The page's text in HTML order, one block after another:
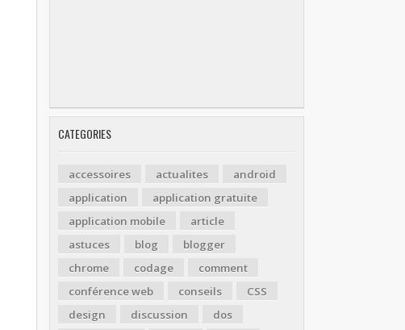
CATEGORIES
accessoires actualites
android
application
application gratuite
application mobile
article
astuces
blog
blogger
chrome
codage
comment
conférence web
conseils
CSS
design
discussion
dos